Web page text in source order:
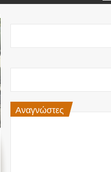
Αναγνώστες